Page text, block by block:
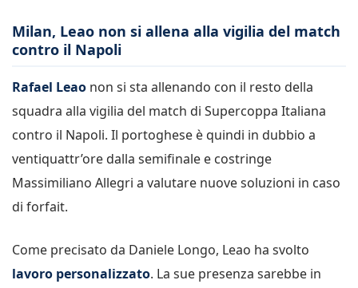
Milan, Leao non si allena alla vigilia del match
contro il Napoli
Rafael Leao non si sta allenando con il resto della
squadra alla vigilia del match di Supercoppa Italiana
contro il Napoli. Il portoghese è quindi in dubbio a
ventiquattr’ore dalla semifinale e costringe
Massimiliano Allegri a valutare nuove soluzioni in caso
di forfait.
Come precisato da Daniele Longo, Leao ha svolto
lavoro personalizzato. La sue presenza sarebbe in